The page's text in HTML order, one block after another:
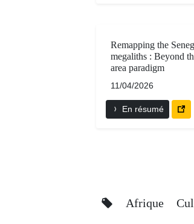
Remapping the
megaliths : Beyond
area paradigm
11/04/2026
En résumé
Afrique